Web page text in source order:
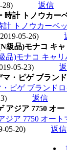
返信
時計 トノウカ
トノウカーベ
05-26)
級品)モナコ キ
)モナコ キャリ
05-23)
・ピゲ ブラン
ピゲ ブランド
返信
アジア 7750 オ
ジア 7750 オー
05-20) 返信
1